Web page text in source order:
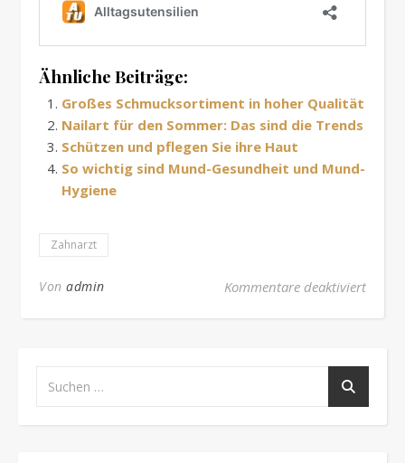
Ähnliche Beiträge:
Großes Schmucksortiment in hoher Qualität
Nailart für den Sommer: Das sind die Trends
Schützen und pflegen Sie ihre Haut
So wichtig sind Mund-Gesundheit und Mund-
Hygiene
Zahnarzt
Von admin Kommentare deaktiviertfür